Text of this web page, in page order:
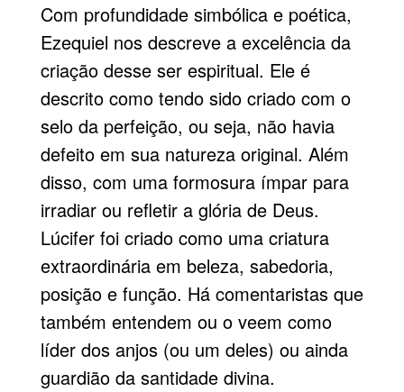
Com profundidade simbólica e poética,
Ezequiel nos descreve a excelência da
criação desse ser espiritual. Ele é
descrito como tendo sido criado com o
selo da perfeição, ou seja, não havia
defeito em sua natureza original. Além
disso, com uma formosura ímpar para
irradiar ou refletir a glória de Deus.
Lúcifer foi criado como uma criatura
extraordinária em beleza, sabedoria,
posição e função. Há comentaristas que
também entendem ou o veem como
líder dos anjos (ou um deles) ou ainda
guardião da santidade divina.